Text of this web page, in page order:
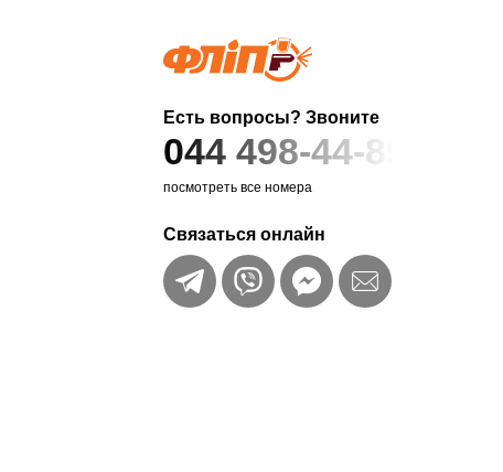
Есть вопросы? Звоните
044 498-44-89
посмотреть все номера
Связаться онлайн